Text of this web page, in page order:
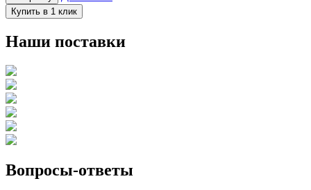
Купить в 1 клик
Наши поставки
Вопросы-ответы